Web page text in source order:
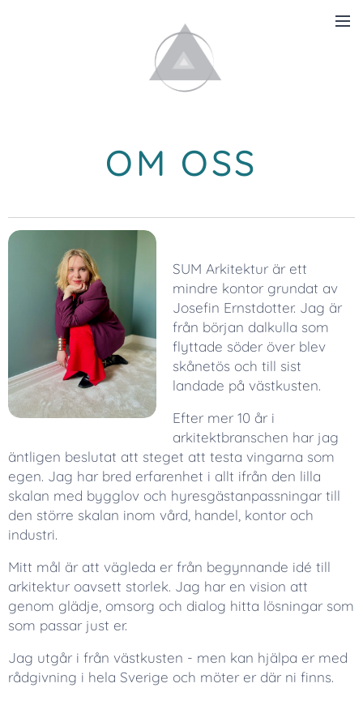
OM OSS
SUM Arkitektur är ett
mindre kontor grundat av
Josefin Ernstdotter. Jag är
från början dalkulla som
flyttade söder över blev
skånetös och till sist
landade på västkusten.
Efter mer 10 år i
arkitektbranschen har jag
äntligen beslutat att steget att testa vingarna som
egen. Jag har bred erfarenhet i allt ifrån den lilla
skalan med bygglov och hyresgästanpassningar till
den större skalan inom vård, handel, kontor och
industri.
Mitt mål är att vägleda er från begynnande idé till
arkitektur oavsett storlek. Jag har en vision att
genom glädje, omsorg och dialog hitta lösningar som
som passar just er.
Jag utgår i från västkusten - men kan hjälpa er med
rådgivning i hela Sverige och möter er där ni finns.